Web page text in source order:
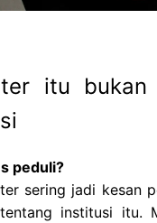
itu
peduli?
sering jadi kesan
institusi itu.